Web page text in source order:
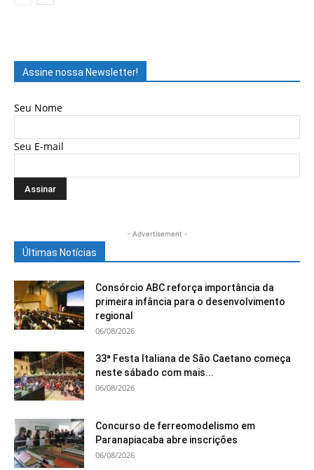
Assine nossa Newsletter!
Seu Nome
Seu E-mail
- Advertisement -
Últimas Notícias
Consórcio ABC reforça importância da
primeira infância para o desenvolvimento
regional
06/08/2026
33ª Festa Italiana de São Caetano começa
neste sábado com mais...
06/08/2026
Concurso de ferreomodelismo em
Paranapiacaba abre inscrições
06/08/2026